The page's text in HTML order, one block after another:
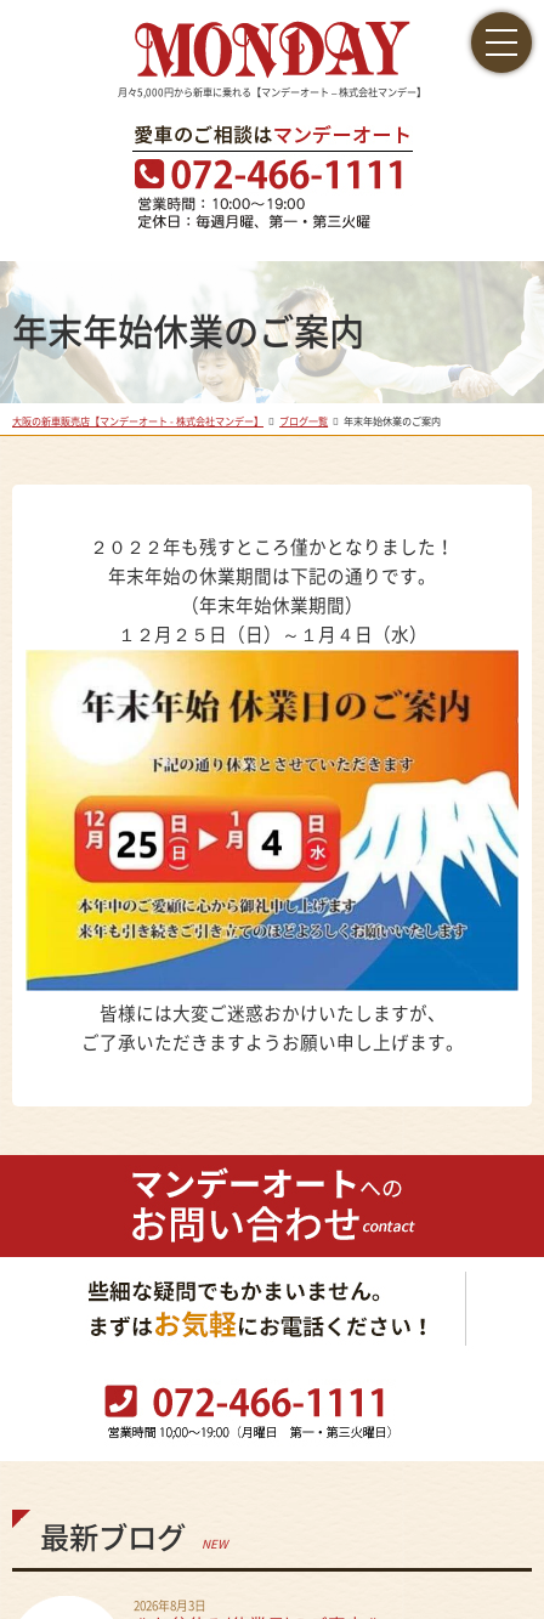
月々5,000円から新車に乗れる【マンデーオート – 株式会社マンデー】
年末年始休業のご案内
大阪の新車販売店【マンデーオート - 株式会社マンデー】 ブログ一覧 年末年始休業のご案内
２０２２年も残すところ僅かとなりました！
年末年始の休業期間は下記の通りです。
（年末年始休業期間）
１２月２５日（日）～１月４日（水）
皆様には大変ご迷惑おかけいたしますが、
ご了承いただきますようお願い申し上げます。
最新ブログ NEW
2026年8月3日